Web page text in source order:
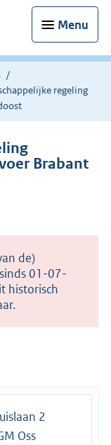
Menu
regeling
Brabant
de)
01-07-
historisch
2
Oss